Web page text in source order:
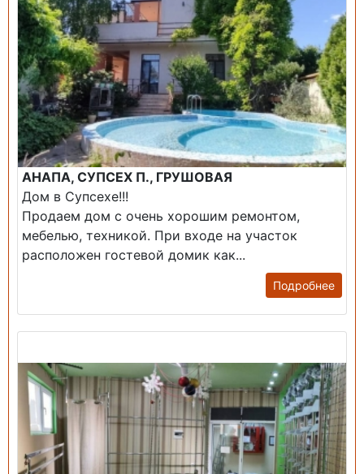
АНАПА, СУПСЕХ П., ГРУШОВАЯ
Дом в Супсехе!!!
Продаем дом с очень хорошим ремонтом,
мебелью, техникой. При входе на участок
расположен гостевой домик как...
Подробнее